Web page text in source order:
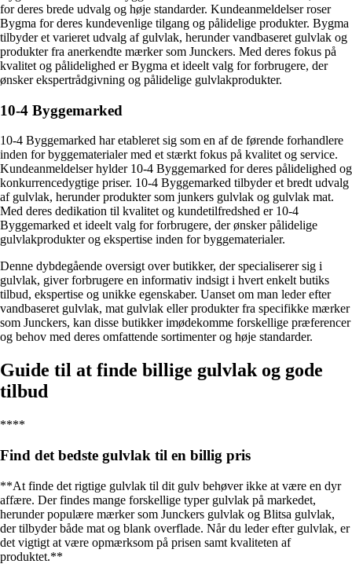
for deres brede udvalg og høje standarder. Kundeanmeldelser roser
Bygma for deres kundevenlige tilgang og pålidelige produkter. Bygma
tilbyder et varieret udvalg af gulvlak, herunder vandbaseret gulvlak og
produkter fra anerkendte mærker som Junckers. Med deres fokus på
kvalitet og pålidelighed er Bygma et ideelt valg for forbrugere, der
ønsker ekspertrådgivning og pålidelige gulvlakprodukter.
10-4 Byggemarked
10-4 Byggemarked har etableret sig som en af de førende forhandlere
inden for byggematerialer med et stærkt fokus på kvalitet og service.
Kundeanmeldelser hylder 10-4 Byggemarked for deres pålidelighed og
konkurrencedygtige priser. 10-4 Byggemarked tilbyder et bredt udvalg
af gulvlak, herunder produkter som junkers gulvlak og gulvlak mat.
Med deres dedikation til kvalitet og kundetilfredshed er 10-4
Byggemarked et ideelt valg for forbrugere, der ønsker pålidelige
gulvlakprodukter og ekspertise inden for byggematerialer.
Denne dybdegående oversigt over butikker, der specialiserer sig i
gulvlak, giver forbrugere en informativ indsigt i hvert enkelt butiks
tilbud, ekspertise og unikke egenskaber. Uanset om man leder efter
vandbaseret gulvlak, mat gulvlak eller produkter fra specifikke mærker
som Junckers, kan disse butikker imødekomme forskellige præferencer
og behov med deres omfattende sortimenter og høje standarder.
Guide til at finde billige gulvlak og gode
tilbud
****
Find det bedste gulvlak til en billig pris
**At finde det rigtige gulvlak til dit gulv behøver ikke at være en dyr
affære. Der findes mange forskellige typer gulvlak på markedet,
herunder populære mærker som Junckers gulvlak og Blitsa gulvlak,
der tilbyder både mat og blank overflade. Når du leder efter gulvlak, er
det vigtigt at være opmærksom på prisen samt kvaliteten af
produktet.**